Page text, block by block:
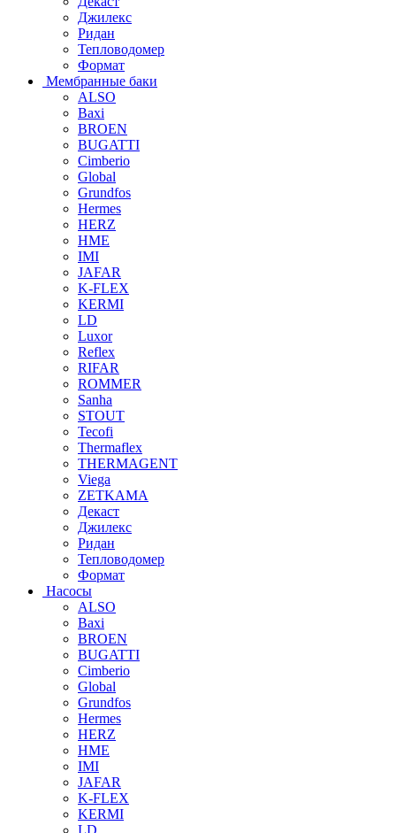
Джилекс
Ридан
Тепловодомер
Формат
Мембранные баки
ALSO
Baxi
BROEN
BUGATTI
Cimberio
Global
Grundfos
Hermes
HERZ
HME
IMI
JAFAR
K-FLEX
KERMI
LD
Luxor
Reflex
RIFAR
ROMMER
Sanha
STOUT
Tecofi
Thermaflex
THERMAGENT
Viega
ZETKAMA
Декаст
Джилекс
Ридан
Тепловодомер
Формат
Насосы
ALSO
Baxi
BROEN
BUGATTI
Cimberio
Global
Grundfos
Hermes
HERZ
HME
IMI
JAFAR
K-FLEX
KERMI
LD